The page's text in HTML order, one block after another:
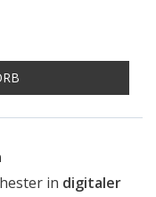
in digitaler